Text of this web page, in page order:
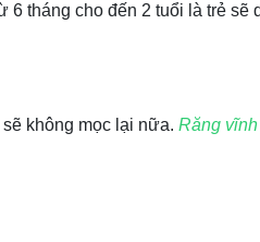
tháng cho đến 2 tuổi là trẻ sẽ
không mọc lại nữa. Răng